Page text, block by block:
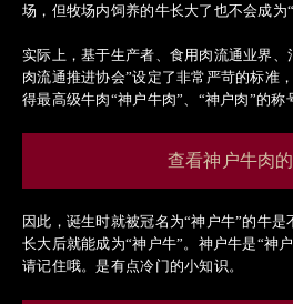
场，但牧场内饲养的牛长大了也不会成为“
实际上，基于生产者、食用肉流通业界、
肉流通推进协会”设定了非常严苛的标准
得最高级牛肉“神户牛肉”、“神户肉”的称
查看神户牛肉
因此，诞生时就被冠名为“神户牛”的牛
长大后就能成为“神户牛”。神户牛是“神
请记住哦。是有点冷门的小知识。